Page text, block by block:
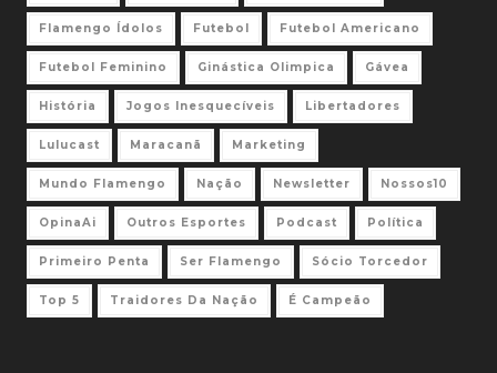
Flamengo Ídolos Futebol Futebol Americano
Futebol Feminino Ginástica Olimpica Gávea
História Jogos Inesquecíveis Libertadores
Lulucast Maracanã Marketing
Mundo Flamengo Nação Newsletter Nossos10
OpinaAi Outros Esportes Podcast Política
Primeiro Penta Ser Flamengo Sócio Torcedor
Top 5 Traidores Da Nação É Campeão